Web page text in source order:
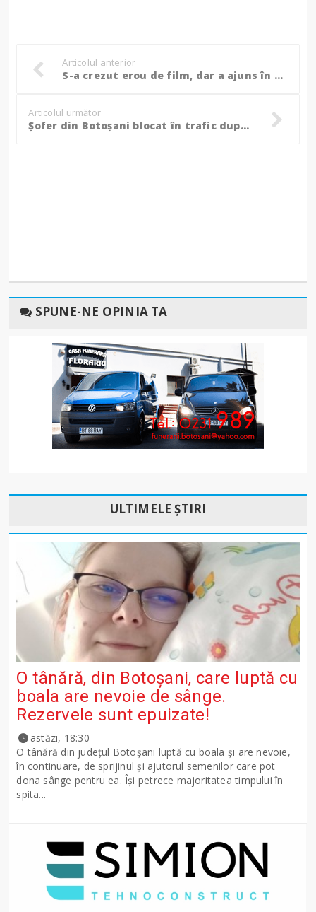
Articolul anterior
S-a crezut erou de film, dar a ajuns în arestul Poliției Botoșani
Articolul următor
Șofer din Botoșani blocat în trafic după ce a alimentat la o benzinărie fără să plătească, ce motiv a avut în fața oamenilor legii
SPUNE-NE OPINIA TA
ULTIMELE ȘTIRI
O tânără, din Botoșani, care luptă cu
boala are nevoie de sânge.
Rezervele sunt epuizate!
astăzi, 18:30
O tânără din județul Botoșani luptă cu boala și are nevoie,
în continuare, de sprijinul și ajutorul semenilor care pot
dona sânge pentru ea. Își petrece majoritatea timpului în
spita...